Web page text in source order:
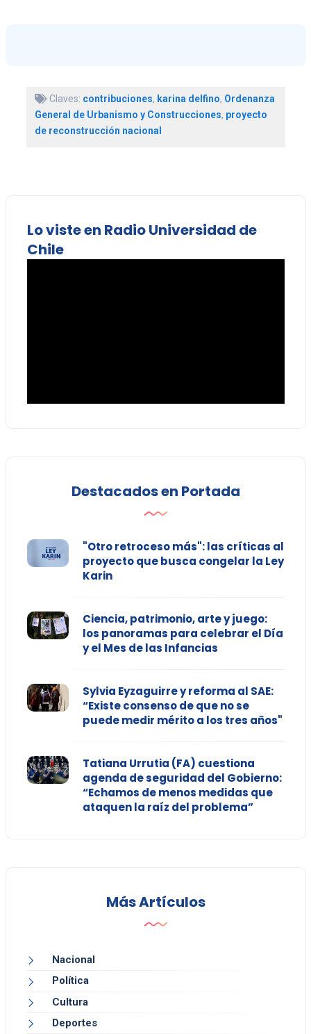
Claves: contribuciones, karina delfino, Ordenanza
General de Urbanismo y Construcciones, proyecto
de reconstrucción nacional
Lo viste en Radio Universidad de
Chile
Destacados en Portada
"Otro retroceso más": las críticas al
proyecto que busca congelar la Ley
Karin
Ciencia, patrimonio, arte y juego:
los panoramas para celebrar el Día
y el Mes de las Infancias
Sylvia Eyzaguirre y reforma al SAE:
“Existe consenso de que no se
puede medir mérito a los tres años"
Tatiana Urrutia (FA) cuestiona
agenda de seguridad del Gobierno:
“Echamos de menos medidas que
ataquen la raíz del problema”
Más Artículos
Nacional
Política
Cultura
Deportes